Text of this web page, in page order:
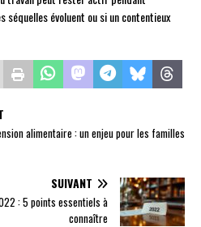
séquelles évoluent ou si un contentieux
alimentaire : un enjeu pour les familles
SUIVANT
: 5 points essentiels à
connaître